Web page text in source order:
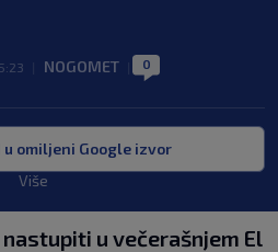
NOGOMET 0
u omiljeni Google izvor
Više
u večerašnjem El